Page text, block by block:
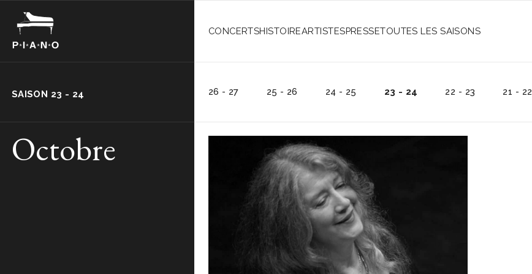
CONCERTSHISTOIREARTISTESPRESSETOUTES LES SAISONS
SAISON 23 - 24 26 - 27 25 - 26 24 - 25 23 - 24 22 - 23 21 - 22
Octobre